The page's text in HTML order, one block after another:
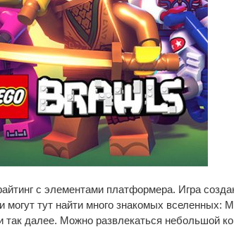
с элементами платформера. Игра
могут тут найти много знакомых вселенных:
далее. Можно развлекаться небольшой